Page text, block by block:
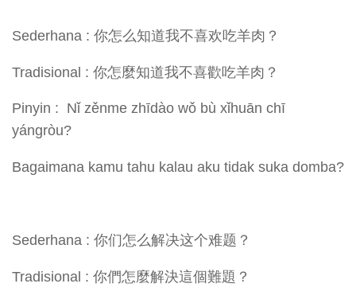
Sederhana : 你怎么知道我不喜欢吃羊肉？
Tradisional : 你怎麼知道我不喜歡吃羊肉？
Pinyin : Nǐ zěnme zhīdào wǒ bù xǐhuān chī
yángròu?
Bagaimana kamu tahu kalau aku tidak suka domba?
Sederhana : 你们怎么解决这个难题？
Tradisional : 你們怎麼解決這個難題？